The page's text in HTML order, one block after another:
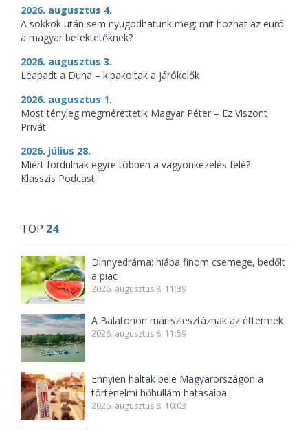
2026. augusztus 4.
A sokkok után sem nyugodhatunk meg: mit hozhat az euró
a magyar befektetőknek?
2026. augusztus 3.
Leapadt a Duna – kipakoltak a járókelők
2026. augusztus 1.
Most tényleg megmérettetik Magyar Péter – Ez Viszont
Privát
2026. július 28.
Miért fordulnak egyre többen a vagyonkezelés felé?
Klasszis Podcast
TOP 24
Dinnyedráma: hiába finom csemege, bedőlt
a piac
2026. augusztus 8. 11:39
A Balatonon már sziesztáznak az éttermek
2026. augusztus 8. 11:59
Ennyien haltak bele Magyarországon a
történelmi hőhullám hatásaiba
2026. augusztus 8. 10:03